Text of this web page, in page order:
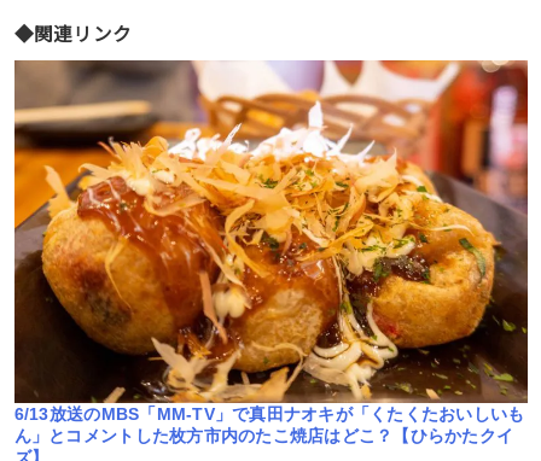
◆関連リンク
6/13放送のMBS「MM-TV」で真田ナオキが「くたくたおいしいも
ん」とコメントした枚方市内のたこ焼店はどこ？【ひらかたクイ